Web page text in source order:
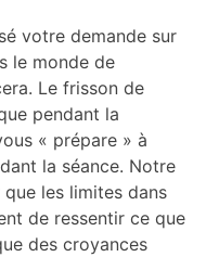
votre demande sur
le monde de
Le frisson de
pendant la
« prépare » à
la séance. Notre
les limites dans
de ressentir ce que
des croyances